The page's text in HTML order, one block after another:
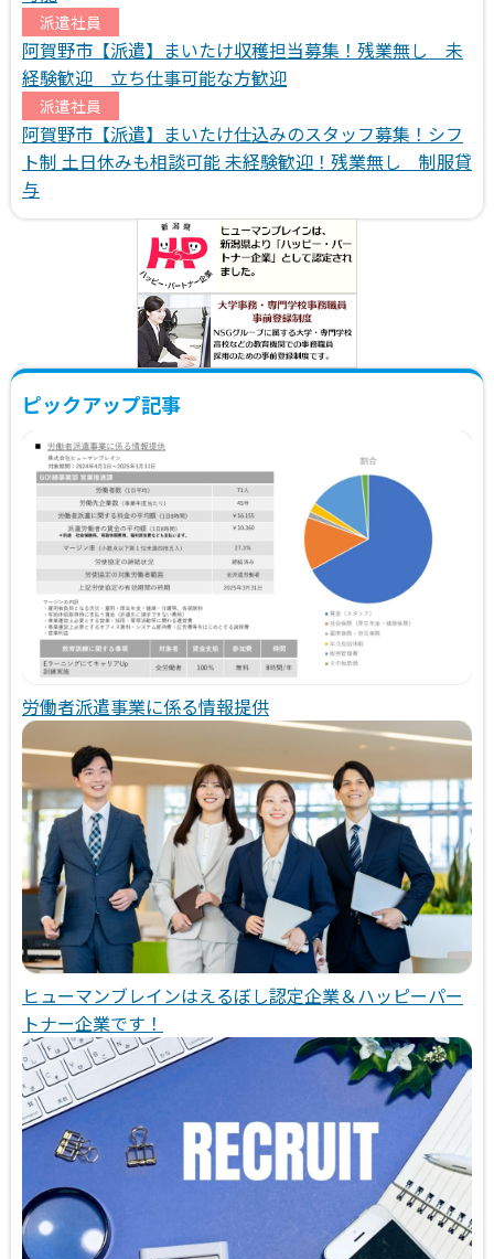
派遣社員
阿賀野市【派遣】まいたけ収穫担当募集！残業無し 未
経験歓迎 立ち仕事可能な方歓迎
派遣社員
阿賀野市【派遣】まいたけ仕込みのスタッフ募集！シフ
ト制 土日休みも相談可能 未経験歓迎！残業無し 制服貸
与
ピックアップ記事
労働者派遣事業に係る情報提供
ヒューマンブレインはえるぼし認定企業＆ハッピーパー
トナー企業です！